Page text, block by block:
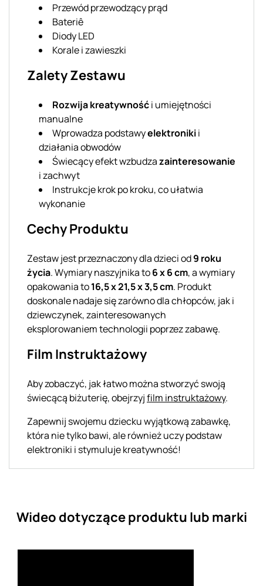
Przewód przewodzący prąd
Bateriê
Diody LED
Korale i zawieszki
Zalety Zestawu
Rozwija kreatywnośći umiejętności
manualne
Wprowadza podstawyelektronikii
działania obwodów
Świecący efekt wzbudzazainteresowanie
i zachwyt
Instrukcje krok po kroku, co ułatwia
wykonanie
Cechy Produktu
Zestaw jest przeznaczony dla dzieci od9 roku
życia. Wymiary naszyjnika to6 x 6 cm, a wymiary
opakowania to16,5 x 21,5 x 3,5 cm. Produkt
doskonale nadaje się zarówno dla chłopców, jak i
dziewczynek, zainteresowanych
eksplorowaniem technologii poprzez zabawę.
Film Instruktażowy
Aby zobaczyć, jak łatwo można stworzyć swoją
świecącą biżuterię, obejrzyjfilm instruktażowy.
Zapewnij swojemu dziecku wyjątkową zabawkę,
która nie tylko bawi, ale również uczy podstaw
elektroniki i stymuluje kreatywność!
Wideo dotyczące produktu lub marki